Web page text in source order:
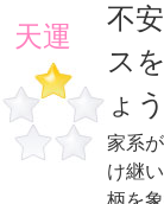
天運
不
ス
ょう
家系
け継
柄を